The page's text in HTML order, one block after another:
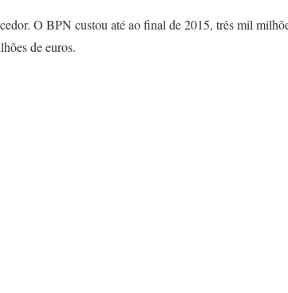
O BPN custou até ao final de 2015, três mil
de euros.